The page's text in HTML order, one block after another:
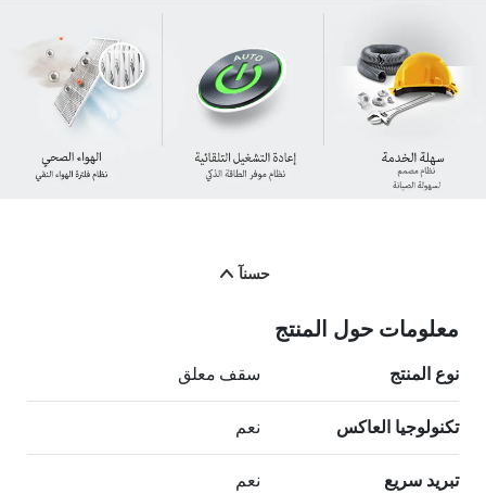
حسنآ
معلومات حول المنتج
نوع المنتج سقف معلق
تكنولوجيا العاكس نعم
تبريد سريع نعم